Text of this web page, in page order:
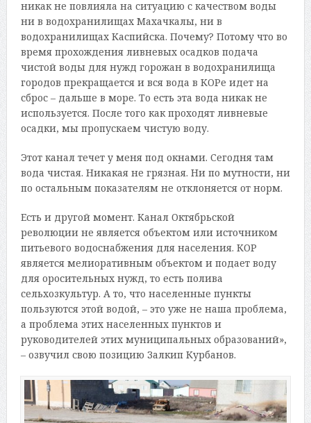
никак не повлияла на ситуацию с качеством воды
ни в водохранилищах Махачкалы, ни в
водохранилищах Каспийска. Почему? Потому что во
время прохождения ливневых осадков подача
чистой воды для нужд горожан в водохранилища
городов прекращается и вся вода в КОРе идет на
сброс – дальше в море. То есть эта вода никак не
используется. После того как проходят ливневые
осадки, мы пропускаем чистую воду.
Этот канал течет у меня под окнами. Сегодня там
вода чистая. Никакая не грязная. Ни по мутности, ни
по остальным показателям не отклоняется от норм.
Есть и другой момент. Канал Октябрьской
революции не является объектом или источником
питьевого водоснабжения для населения. КОР
является мелиоративным объектом и подает воду
для оросительных нужд, то есть полива
сельхозкультур. А то, что населенные пункты
пользуются этой водой, – это уже не наша проблема,
а проблема этих населенных пунктов и
руководителей этих муниципальных образований»,
– озвучил свою позицию Залкип Курбанов.